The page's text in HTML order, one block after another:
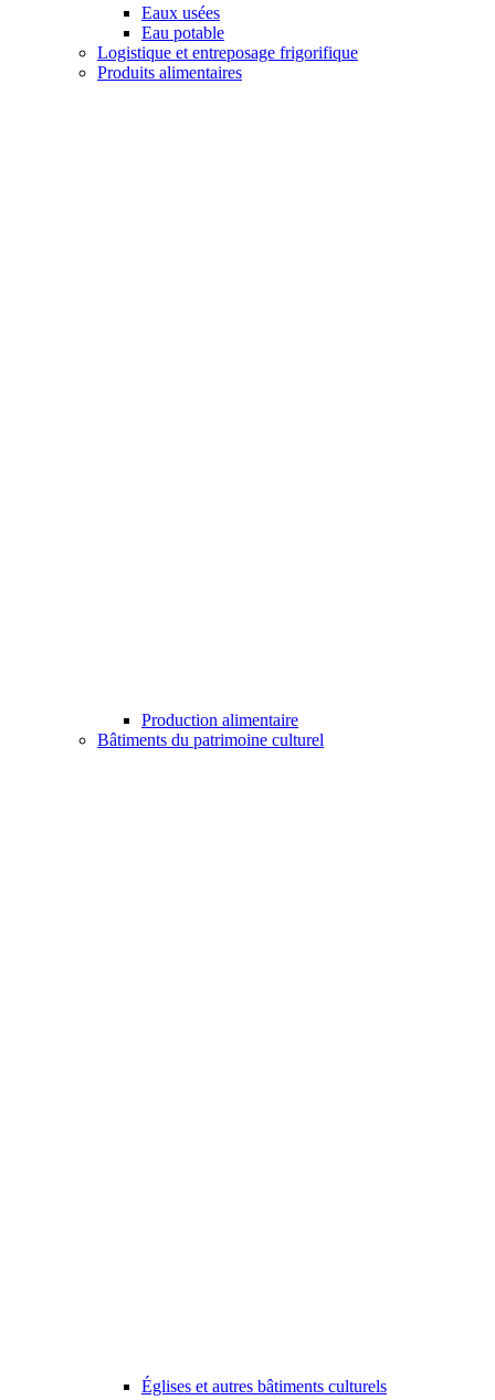
Eaux usées
Eau potable
Logistique et entreposage frigorifique
Produits alimentaires
Production alimentaire
Bâtiments du patrimoine culturel
Églises et autres bâtiments culturels